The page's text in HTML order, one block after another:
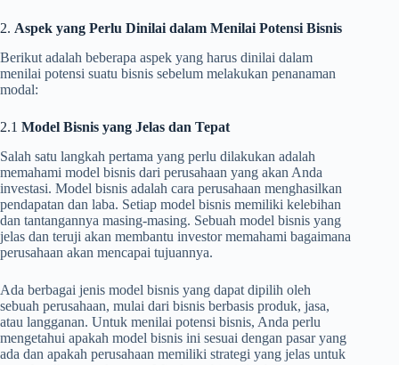
2. Aspek yang Perlu Dinilai dalam Menilai Potensi Bisnis
Berikut adalah beberapa aspek yang harus dinilai dalam
menilai potensi suatu bisnis sebelum melakukan penanaman
modal:
2.1 Model Bisnis yang Jelas dan Tepat
Salah satu langkah pertama yang perlu dilakukan adalah
memahami model bisnis dari perusahaan yang akan Anda
investasi. Model bisnis adalah cara perusahaan menghasilkan
pendapatan dan laba. Setiap model bisnis memiliki kelebihan
dan tantangannya masing-masing. Sebuah model bisnis yang
jelas dan teruji akan membantu investor memahami bagaimana
perusahaan akan mencapai tujuannya.
Ada berbagai jenis model bisnis yang dapat dipilih oleh
sebuah perusahaan, mulai dari bisnis berbasis produk, jasa,
atau langganan. Untuk menilai potensi bisnis, Anda perlu
mengetahui apakah model bisnis ini sesuai dengan pasar yang
ada dan apakah perusahaan memiliki strategi yang jelas untuk